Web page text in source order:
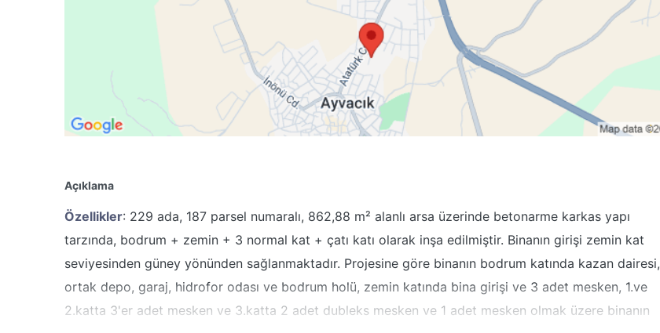
Açıklama
Özellikler: 229 ada, 187 parsel numaralı, 862,88 m² alanlı arsa üzerinde betonarme karkas yapı
tarzında, bodrum + zemin + 3 normal kat + çatı katı olarak inşa edilmiştir. Binanın girişi zemin kat
seviyesinden güney yönünden sağlanmaktadır. Projesine göre binanın bodrum katında kazan dairesi,
ortak depo, garaj, hidrofor odası ve bodrum holü, zemin katında bina girişi ve 3 adet mesken, 1.ve
2.katta 3'er adet mesken ve 3.katta 2 adet dubleks mesken ve 1 adet mesken olmak üzere binanın